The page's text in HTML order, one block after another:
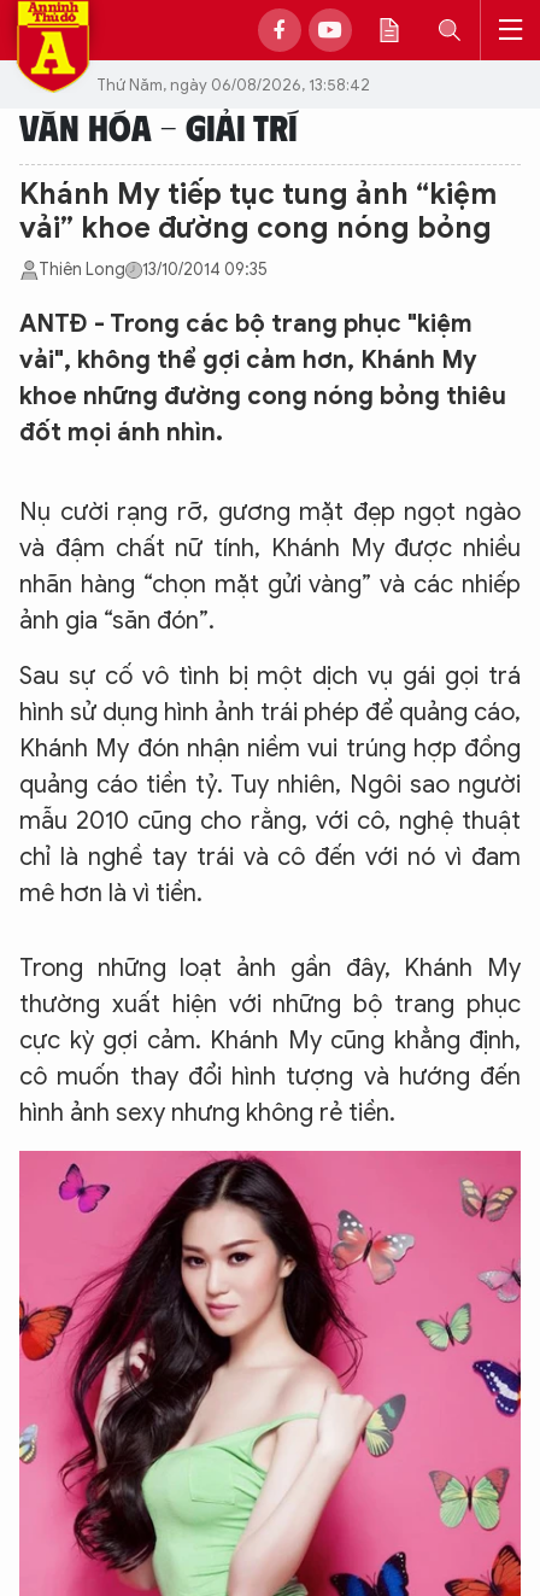
Thứ Năm, ngày 06/08/2026, 13:58:42
VĂN HÓA - GIẢI TRÍ
Khánh My tiếp tục tung ảnh “kiệm
vải” khoe đường cong nóng bỏng
Thiên Long 13/10/2014 09:35
ANTĐ - Trong các bộ trang phục "kiệm
vải", không thể gợi cảm hơn, Khánh My
khoe những đường cong nóng bỏng thiêu
đốt mọi ánh nhìn.
Nụ cười rạng rỡ, gương mặt đẹp ngọt ngào
và đậm chất nữ tính, Khánh My được nhiều
nhãn hàng “chọn mặt gửi vàng” và các nhiếp
ảnh gia “săn đón”.
Sau sự cố vô tình bị một dịch vụ gái gọi trá
hình sử dụng hình ảnh trái phép để quảng cáo,
Khánh My đón nhận niềm vui trúng hợp đồng
quảng cáo tiền tỷ. Tuy nhiên, Ngôi sao người
mẫu 2010 cũng cho rằng, với cô, nghệ thuật
chỉ là nghề tay trái và cô đến với nó vì đam
mê hơn là vì tiền.
Trong những loạt ảnh gần đây, Khánh My
thường xuất hiện với những bộ trang phục
cực kỳ gợi cảm. Khánh My cũng khẳng định,
cô muốn thay đổi hình tượng và hướng đến
hình ảnh sexy nhưng không rẻ tiền.